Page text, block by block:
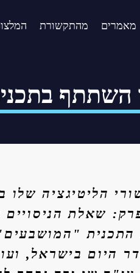
מאמרים מהתקשורת
השתתף
הליטיגציה שלו
של כאן 11. על פרק: שאלת
התכנית
היום בישראל,